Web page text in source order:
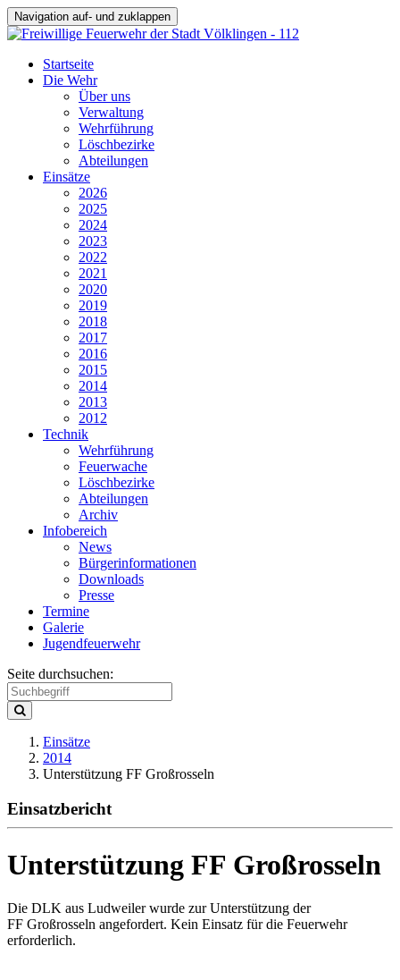
Navigation auf- und zuklappen
Startseite
Die Wehr
Über uns
Verwaltung
Wehrführung
Löschbezirke
Abteilungen
Einsätze
2026
2025
2024
2023
2022
2021
2020
2019
2018
2017
2016
2015
2014
2013
2012
Technik
Wehrführung
Feuerwache
Löschbezirke
Abteilungen
Archiv
Infobereich
News
Bürgerinformationen
Downloads
Presse
Termine
Galerie
Jugendfeuerwehr
Seite durchsuchen:
Einsätze
2014
Unterstützung FF Großrosseln
Einsatzbericht
Unterstützung FF Großrosseln
Die DLK aus Ludweiler wurde zur Unterstützung der
FF Großrosseln angefordert. Kein Einsatz für die Feuerwehr
erforderlich.